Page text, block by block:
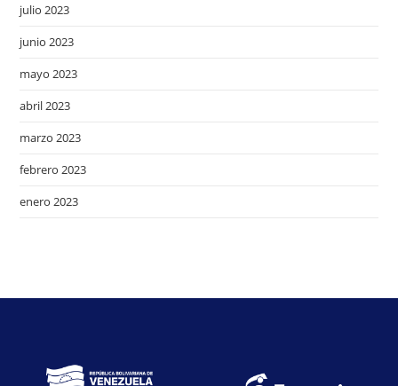
julio 2023
junio 2023
mayo 2023
abril 2023
marzo 2023
febrero 2023
enero 2023